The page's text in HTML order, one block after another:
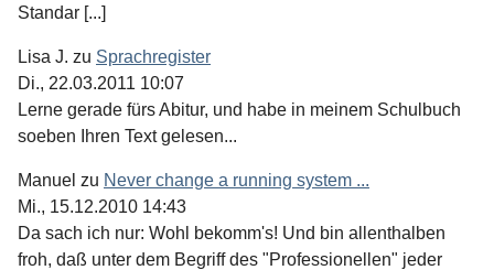
Standar [...]
Lisa J. zu Sprachregister
Di., 22.03.2011 10:07
Lerne gerade fürs Abitur, und habe in meinem Schulbuch
soeben Ihren Text gelesen...
Manuel zu Never change a running system ...
Mi., 15.12.2010 14:43
Da sach ich nur: Wohl bekomm's! Und bin allenthalben
froh, daß unter dem Begriff des "Professionellen" jeder